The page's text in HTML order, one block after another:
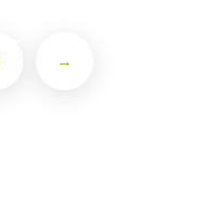
→